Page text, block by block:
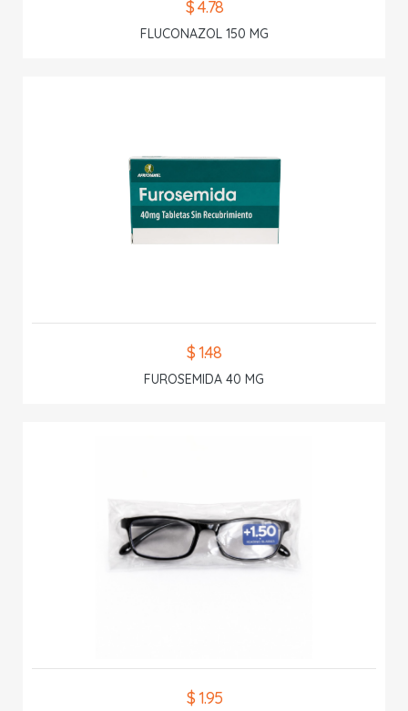
$ 4.78
FLUCONAZOL 150 MG
$ 1.48
FUROSEMIDA 40 MG
$ 1.95